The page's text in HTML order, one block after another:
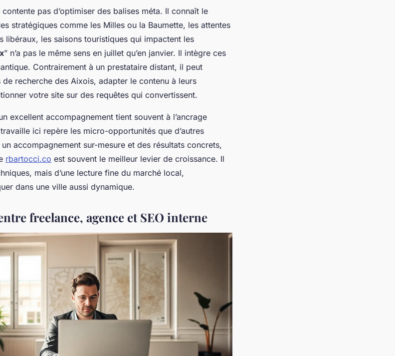
pas d’optimiser des balises méta. Il connaît le
stratégiques comme les Milles ou la Baumette, les attentes
libéraux, les saisons touristiques qui impactent les
” n’a pas le même sens en juillet qu’en janvier. Il intègre ces
Contrairement à un prestataire distant, il peut
recherche des Aixois, adapter le contenu à leurs
votre site sur des requêtes qui convertissent.
excellent accompagnement tient souvent à l’ancrage
ici repère les micro-opportunités que d’autres
accompagnement sur-mesure et des résultats concrets,
rbartocci.co est souvent le meilleur levier de croissance. Il
mais d’une lecture fine du marché local,
dans une ville aussi dynamique.
freelance, agence et SEO interne